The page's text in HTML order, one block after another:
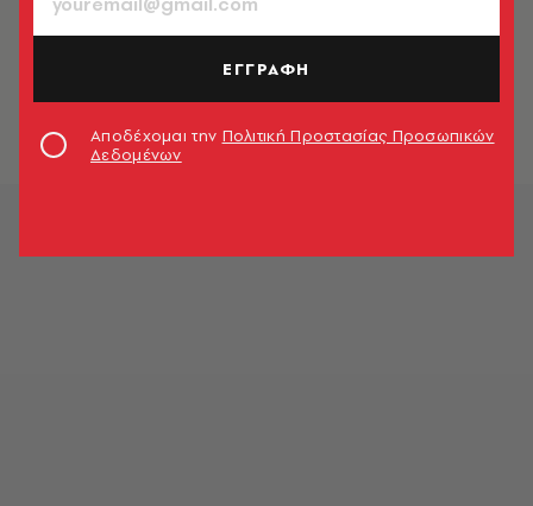
χρήματα – πάντα μισούσα το ίδιο το
Newsroom
ΕΓΓΡΑΦΗ
Αποδέχομαι την Πολιτική Προστασίας Προσωπικών
Δεδομένων